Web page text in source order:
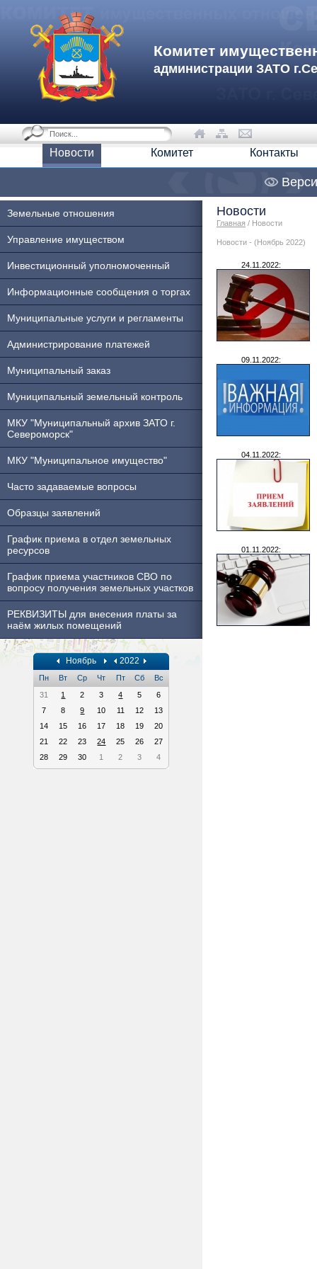
Комитет
администрации ЗАТО
Новости Комитет Контакты
Земельные отношения
Управление имуществом
Инвестиционный уполномоченный
Информационные сообщения о торгах
Муниципальные услуги и регламенты
Администрирование платежей
Муниципальный заказ
Муниципальный земельный контроль
МКУ "Муниципальный архив ЗАТО г.
Североморск"
МКУ "Муниципальное имущество"
Часто задаваемые вопросы
Образцы заявлений
График приема в отдел земельных
ресурсов
График приема участников СВО по
вопросу получения земельных участков
РЕКВИЗИТЫ для внесения платы за
наём жилых помещений
Ноябрь 2022
Пн Вт Ср Чт Пт Сб
Вс
31
1 2 3 4 5
6
7
8 9 10 11 12
13
14
15 16 17 18 19
20
21
22 23 24 25 26
27
28
29 30 1 2 3 4
Новости
Главная / Новости
Новости - (Ноябрь 2022)
24.11.2022:
09.11.2022:
04.11.2022:
01.11.2022: